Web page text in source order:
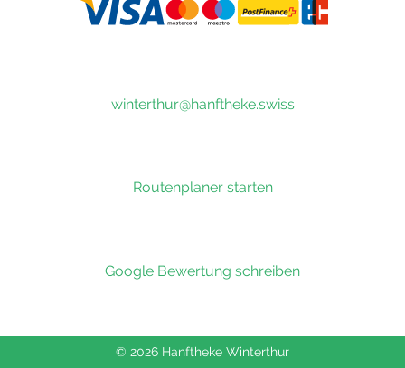
winterthur@hanftheke.swiss
Routenplaner starten
Google Bewertung schreiben
© 2026 Hanftheke Winterthur